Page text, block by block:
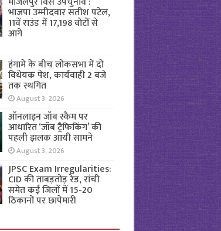
भाजपा उम्मीदवार सतीश पटेल,
11वें राउंड में 17,198 वोटों से
आगे
हंगामे के बीच लोकसभा में दो
विधेयक पेश, कार्यवाही 2 बजे
तक स्थगित
August 3, 2026
ऑनलाइन जॉब स्कैम पर
आधारित ‘जॉब ट्रैफिकिंग’ की
पहली झलक आयी सामने
August 3, 2026
JPSC Exam Irregularities:
CID की ताबड़तोड़ रेड, रांची
समेत कई जिलों में 15-20
ठिकानों पर छापेमारी